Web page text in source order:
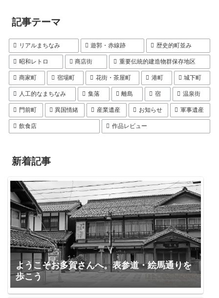
記事テーマ
リアルまちなみ 遊郭・赤線跡 歴史的町並み
昭和レトロ 商店街 重要伝統的建造物群保存地区
商家町 宿場町 花街・茶屋町 港町 城下町
人工的なまちなみ 集落 離島 宿 温泉街
門前町 異国情緒 産業遺産 お知らせ 軍事遺産
飲食店 作品レビュー
新着記事
ようこそお多賀さんへ。表参道・絵馬通りを
歩こう